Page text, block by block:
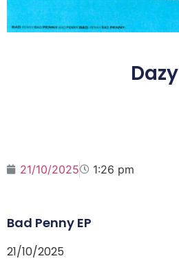
Dazy
21/10/2025 1:26 pm
Bad Penny EP
21/10/2025